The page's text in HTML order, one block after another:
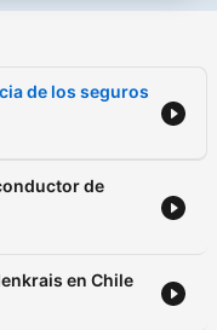
de los seguros
de
en Chile